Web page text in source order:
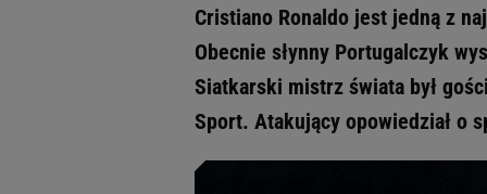
Cristiano Ronaldo jest jedną z
Obecnie słynny Portugalczyk
Siatkarski mistrz świata był
Sport. Atakujący opowiedział o